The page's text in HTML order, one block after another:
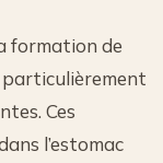
formation de
particulièrement
Ces
l’estomac